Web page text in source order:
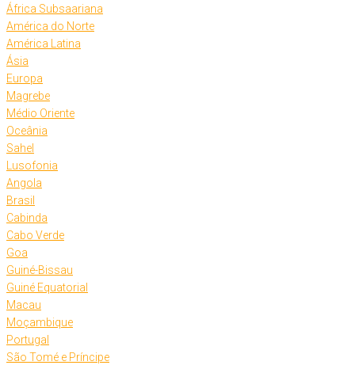
África Subsaariana
América do Norte
América Latina
Ásia
Europa
Magrebe
Médio Oriente
Oceânia
Sahel
Lusofonia
Angola
Brasil
Cabinda
Cabo Verde
Goa
Guiné-Bissau
Guiné Equatorial
Macau
Moçambique
Portugal
São Tomé e Príncipe